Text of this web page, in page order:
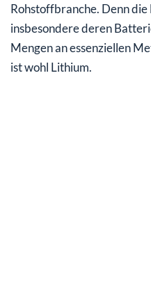
Rohstoffbranche. Denn
insbesondere deren
Mengen an essenziellen
ist wohl Lithium.